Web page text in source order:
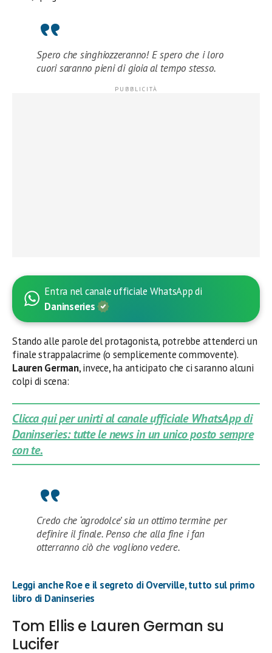
Spero che singhiozzeranno! E spero che i loro
cuori saranno pieni di gioia al tempo stesso.
Entra nel canale ufficiale WhatsApp di
Daninseries
Stando alle parole del protagonista, potrebbe attenderci un
finale strappalacrime (o semplicemente commovente).
Lauren German, invece, ha anticipato che ci saranno alcuni
colpi di scena:
Clicca qui per unirti al canale ufficiale WhatsApp di
Daninseries: tutte le news in un unico posto sempre
con te.
Credo che ‘agrodolce’ sia un ottimo termine per
definire il finale. Penso che alla fine i fan
otterranno ciò che vogliono vedere.
Leggi anche Roe e il segreto di Overville, tutto sul primo
libro di Daninseries
Tom Ellis e Lauren German su
Lucifer